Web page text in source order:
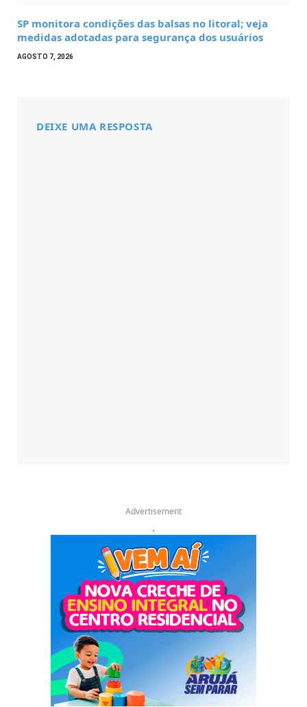
SP monitora condições das balsas no litoral; veja
medidas adotadas para segurança dos usuários
AGOSTO 7, 2026
DEIXE UMA RESPOSTA
Advertisement
.